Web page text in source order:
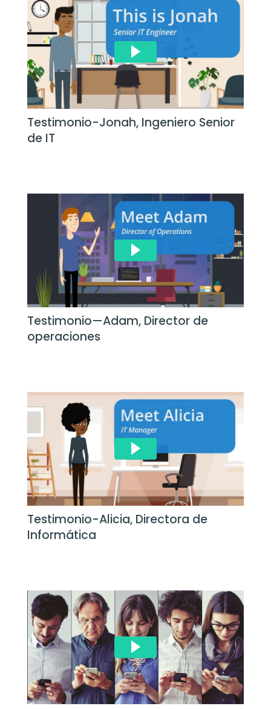
Testimonio-Jonah, Ingeniero Senior
de IT
Testimonio—Adam, Director de
operaciones
Testimonio-Alicia, Directora de
Informática